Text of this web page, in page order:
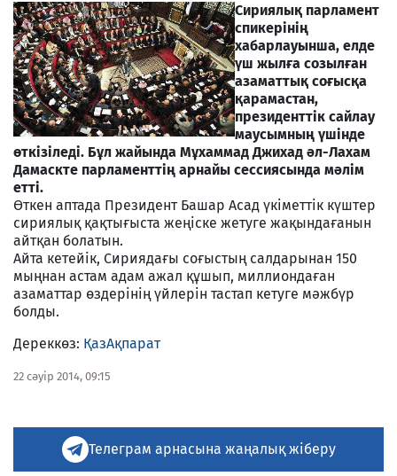
Сириялық парламент
спикерінің
хабарлауынша, елде
үш жылға созылған
азаматтық соғысқа
қарамастан,
президенттік сайлау
маусымның үшінде
өткізіледі. Бұл жайында Мұхаммад Джихад әл-Лахам
Дамаскте парламенттің арнайы сессиясында мәлім
етті.
Өткен аптада Президент Башар Асад үкіметтік күштер
сириялық қақтығыста жеңіске жетуге жақындағанын
айтқан болатын.
Айта кетейік, Сириядағы соғыстың салдарынан 150
мыңнан астам адам ажал құшып, миллиондаған
азаматтар өздерінің үйлерін тастап кетуге мәжбүр
болды.
Дереккөз: ҚазАқпарат
22 сәуір 2014, 09:15
Телеграм арнасына жаңалық жіберу